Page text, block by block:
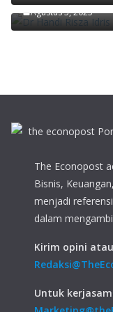
Agustus 5, 2025
The Econopost
Bisnis,
menjadi
dalam
Kirim opini
Untuk